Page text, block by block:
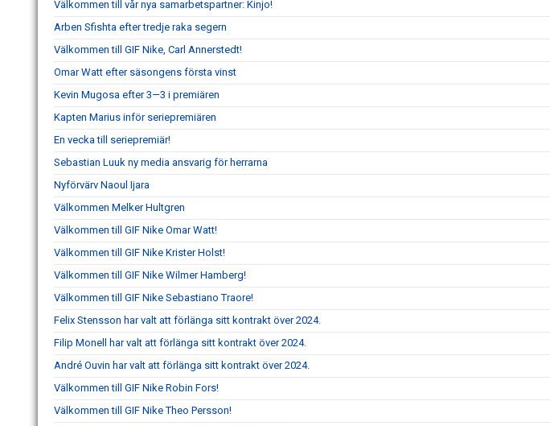
Välkommen till vår nya samarbetspartner: Kinjo!
Arben Sfishta efter tredje raka segern
Välkommen till GIF Nike, Carl Annerstedt!
Omar Watt efter säsongens första vinst
Kevin Mugosa efter 3—3 i premiären
Kapten Marius inför seriepremiären
En vecka till seriepremiär!
Sebastian Luuk ny media ansvarig för herrarna
Nyförvärv Naoul Ijara
Välkommen Melker Hultgren
Välkommen till GIF Nike Omar Watt!
Välkommen till GIF Nike Krister Holst!
Välkommen till GIF Nike Wilmer Hamberg!
Välkommen till GIF Nike Sebastiano Traore!
Felix Stensson har valt att förlänga sitt kontrakt över 2024.
Filip Monell har valt att förlänga sitt kontrakt över 2024.
André Ouvin har valt att förlänga sitt kontrakt över 2024.
Välkommen till GIF Nike Robin Fors!
Välkommen till GIF Nike Theo Persson!